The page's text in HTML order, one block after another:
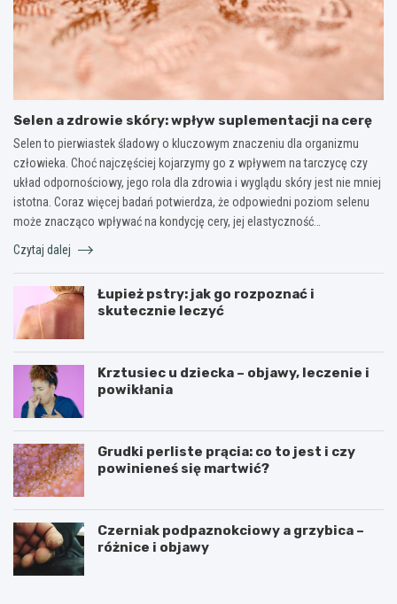
Selen a zdrowie skóry: wpływ suplementacji na cerę
Selen to pierwiastek śladowy o kluczowym znaczeniu dla organizmu
człowieka. Choć najczęściej kojarzymy go z wpływem na tarczycę czy
układ odpornościowy, jego rola dla zdrowia i wyglądu skóry jest nie mniej
istotna. Coraz więcej badań potwierdza, że odpowiedni poziom selenu
może znacząco wpływać na kondycję cery, jej elastyczność…
Czytaj dalej
Łupież pstry: jak go rozpoznać i
skutecznie leczyć
Krztusiec u dziecka – objawy, leczenie i
powikłania
Grudki perliste prącia: co to jest i czy
powinieneś się martwić?
Czerniak podpaznokciowy a grzybica –
różnice i objawy